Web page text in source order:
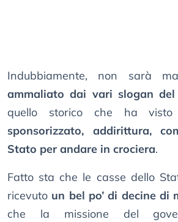
Indubbiamente, non sarà
ammaliato dai vari slogan del
quello storico che ha
sponsorizzato, addirittura,
Stato per andare in crociera.
Fatto sta che le casse dello
ricevuto un bel po’ di decine di
che la missione del